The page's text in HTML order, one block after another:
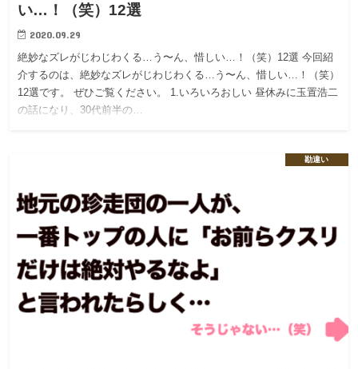
い…！（笑）12選
2020.09.29
絶妙なズレがじわじわくる…う〜ん、惜しい…！（笑）12選 今回紹
介するのは、絶妙なズレがじわじわくる…う〜ん、惜しい…！（笑）
12選です。 ぜひご覧ください。 1.いろいろおしい 昼休みに玉置浩二
の話になり、30代前半の…
勘違い